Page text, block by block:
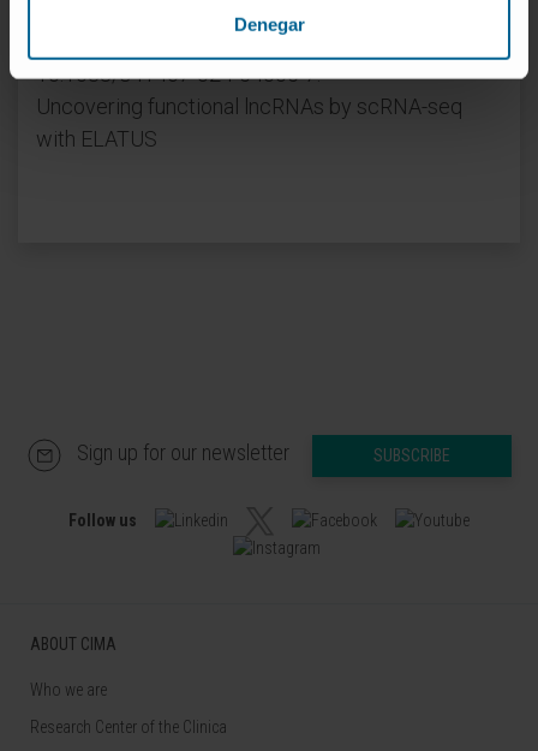
Denegar
Nat Commun. 2024 Nov 9;15(1):9709. doi:
10.1038/s41467-024-54005-7.
Uncovering functional lncRNAs by scRNA-seq
with ELATUS
Sign up for our newsletter SUBSCRIBE
Follow us
ABOUT CIMA
Who we are
Research Center of the Clinica